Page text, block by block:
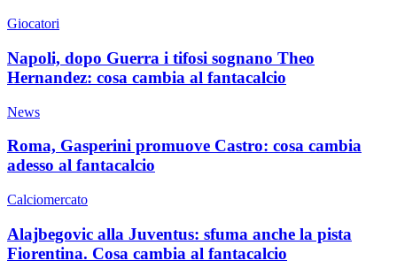
Giocatori
Napoli, dopo Guerra i tifosi sognano Theo
Hernandez: cosa cambia al fantacalcio
News
Roma, Gasperini promuove Castro: cosa cambia
adesso al fantacalcio
Calciomercato
Alajbegovic alla Juventus: sfuma anche la pista
Fiorentina. Cosa cambia al fantacalcio